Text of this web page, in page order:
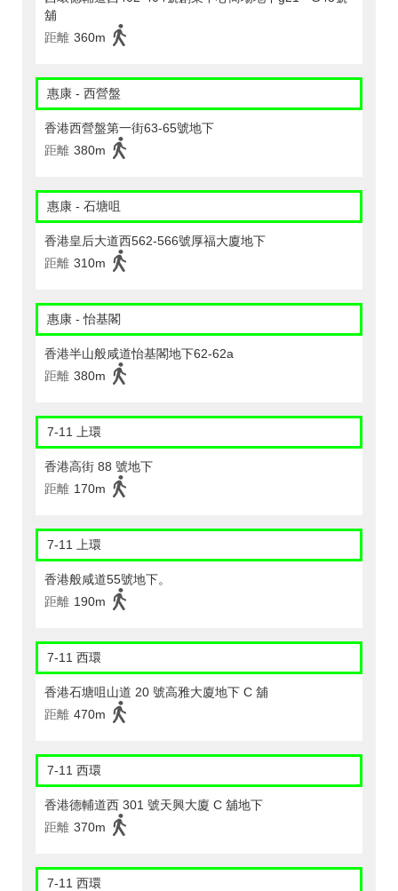
舖
距離 360m
惠康 - 西營盤
香港西營盤第一街63-65號地下
距離 380m
惠康 - 石塘咀
香港皇后大道西562-566號厚福大廈地下
距離 310m
惠康 - 怡基閣
香港半山般咸道怡基閣地下62-62a
距離 380m
7-11 上環
香港高街 88 號地下
距離 170m
7-11 上環
香港般咸道55號地下。
距離 190m
7-11 西環
香港石塘咀山道 20 號高雅大廈地下 C 舖
距離 470m
7-11 西環
香港德輔道西 301 號天興大廈 C 舖地下
距離 370m
7-11 西環